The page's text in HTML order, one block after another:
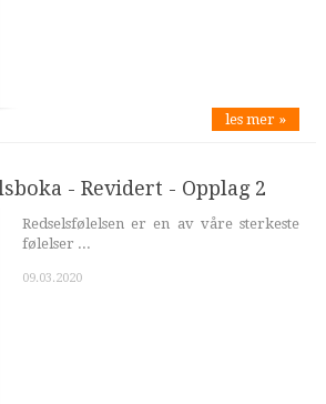
les mer »
- Revidert - Opplag 2
Redselsfølelsen er en av våre sterkeste
følelser ...
09.03.2020